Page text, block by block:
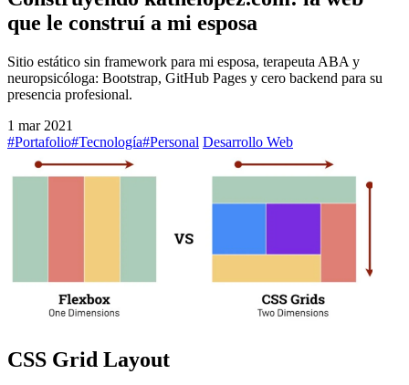
que le construí a mi esposa
Sitio estático sin framework para mi esposa, terapeuta ABA y
neuropsicóloga: Bootstrap, GitHub Pages y cero backend para su
presencia profesional.
1 mar 2021
#Portafolio#Tecnología#Personal Desarrollo Web
CSS Grid Layout